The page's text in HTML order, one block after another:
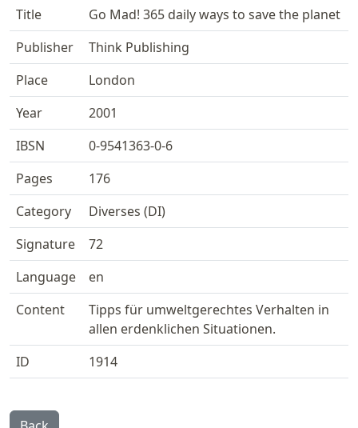
Title
Go Mad! 365 daily ways to save the planet
Publisher
Think Publishing
Place
London
Year
2001
IBSN
0-9541363-0-6
Pages
176
Category
Diverses (DI)
Signature
72
Language
en
Content
Tipps für umweltgerechtes Verhalten in
allen erdenklichen Situationen.
ID
1914